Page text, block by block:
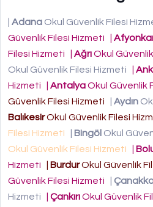
Adana Okul Güvenlik Filesi
Güvenlik Filesi Hizmeti
Filesi Hizmeti
AğrıOkul
Okul Güvenlik Filesi Hizmeti
Hizmeti
AntalyaOkul Güvenlik
Güvenlik Filesi Hizmeti
Aydın
BalıkesirOkul Güvenlik Filesi
Filesi Hizmeti
Bingöl Okul
Okul Güvenlik Filesi Hizmeti
Hizmeti
BurdurOkul Güvenlik
Güvenlik Filesi Hizmeti
Hizmeti
ÇankırıOkul Güvenlik